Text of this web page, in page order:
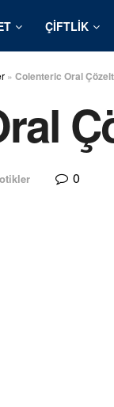
ÇIFTLIK
» Colenteric Oral
0